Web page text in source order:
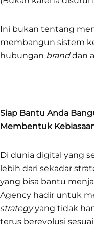
Ini bukan tentang
membangun sistem
hubungan branddan
Siap Bantu Anda
Membentuk
Di dunia digital yang
lebih dari sekadar
yang bisa bantu
Agency hadir untuk
strategyyang tidak
terus berevolusi